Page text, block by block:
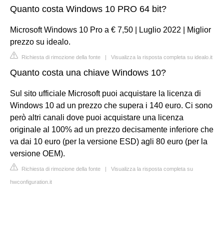
Quanto costa Windows 10 PRO 64 bit?
Microsoft Windows 10 Pro a € 7,50 | Luglio 2022 | Miglior
prezzo su idealo.
Richiesta di rimozione della fonte | Visualizza la risposta completa su idealo.it
Quanto costa una chiave Windows 10?
Sul sito ufficiale Microsoft puoi acquistare la licenza di
Windows 10 ad un prezzo che supera i 140 euro. Ci sono
però altri canali dove puoi acquistare una licenza
originale al 100% ad un prezzo decisamente inferiore che
va dai 10 euro (per la versione ESD) agli 80 euro (per la
versione OEM).
Richiesta di rimozione della fonte | Visualizza la risposta completa su
hwconfiguration.it